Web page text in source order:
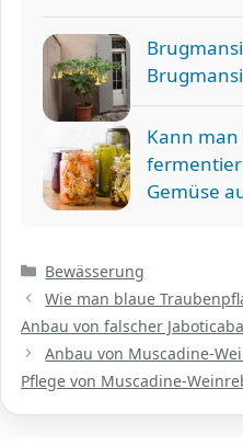
Kann
Gemüse
Kategorien
Bewässerung
Wie man blaue
Anbau von falscher Jaboticaba
Anbau von Muscadine-
Pflege von Muscadine-